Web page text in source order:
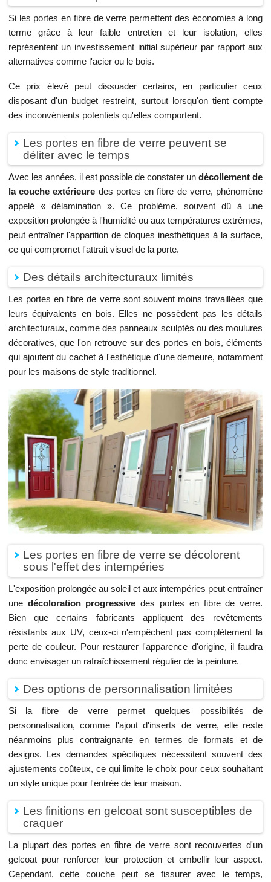
Si les portes en fibre de verre permettent des économies à long
terme grâce à leur faible entretien et leur isolation, elles
représentent un investissement initial supérieur par rapport aux
alternatives comme l'acier ou le bois.
Ce prix élevé peut dissuader certains, en particulier ceux
disposant d'un budget restreint, surtout lorsqu'on tient compte
des inconvénients potentiels qu'elles comportent.
Les portes en fibre de verre peuvent se
déliter avec le temps
Avec les années, il est possible de constater undécollement de
la couche extérieure des portes en fibre de verre, phénomène
appelé « délamination ». Ce problème, souvent dû à une
exposition prolongée à l'humidité ou aux températures extrêmes,
peut entraîner l'apparition de cloques inesthétiques à la surface,
ce qui compromet l'attrait visuel de la porte.
Des détails architecturaux limités
Les portes en fibre de verre sont souvent moins travaillées que
leurs équivalents en bois. Elles ne possèdent pas les détails
architecturaux, comme des panneaux sculptés ou des moulures
décoratives, que l'on retrouve sur des portes en bois, éléments
qui ajoutent du cachet à l'esthétique d'une demeure, notamment
pour les maisons de style traditionnel.
Les portes en fibre de verre se décolorent
sous l'effet des intempéries
L'exposition prolongée au soleil et aux intempéries peut entraîner
une décoloration progressive des portes en fibre de verre.
Bien que certains fabricants appliquent des revêtements
résistants aux UV, ceux-ci n'empêchent pas complètement la
perte de couleur. Pour restaurer l'apparence d'origine, il faudra
donc envisager un rafraîchissement régulier de la peinture.
Des options de personnalisation limitées
Si la fibre de verre permet quelques possibilités de
personnalisation, comme l'ajout d'inserts de verre, elle reste
néanmoins plus contraignante en termes de formats et de
designs. Les demandes spécifiques nécessitent souvent des
ajustements coûteux, ce qui limite le choix pour ceux souhaitant
un style unique pour l'entrée de leur maison.
Les finitions en gelcoat sont susceptibles de
craquer
La plupart des portes en fibre de verre sont recouvertes d'un
gelcoat pour renforcer leur protection et embellir leur aspect.
Cependant, cette couche peut se fissurer avec le temps,